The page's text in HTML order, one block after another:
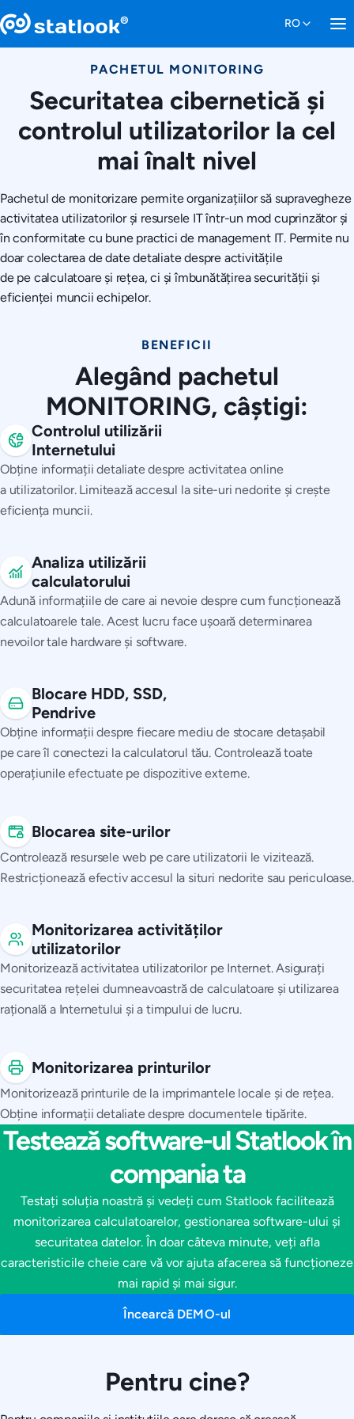
PACHETUL MONITORING
Securitatea cibernetică și
controlul utilizatorilor la cel
mai înalt nivel
Pachetul de monitorizare permite organizațiilor să supravegheze
activitatea utilizatorilor și resursele IT într-un mod cuprinzător și
în conformitate cu bune practici de management IT. Permite nu
doar colectarea de date detaliate despre activitățile
de pe calculatoare și rețea, ci și îmbunătățirea securității și
eficienței muncii echipelor.
BENEFICII
Alegând pachetul
MONITORING, câștigi:
Controlul utilizării
Internetului
Obține informații detaliate despre activitatea online
a utilizatorilor. Limitează accesul la site-uri nedorite și crește
eficiența muncii.
Analiza utilizării
calculatorului
Adună informațiile de care ai nevoie despre cum funcționează
calculatoarele tale. Acest lucru face ușoară determinarea
nevoilor tale hardware și software.
Blocare HDD, SSD,
Pendrive
Obține informații despre fiecare mediu de stocare detașabil
pe care îl conectezi la calculatorul tău. Controlează toate
operațiunile efectuate pe dispozitive externe.
Blocarea site-urilor
Controlează resursele web pe care utilizatorii le vizitează.
Restricționează efectiv accesul la situri nedorite sau periculoase.
Monitorizarea activităților
utilizatorilor
Monitorizează activitatea utilizatorilor pe Internet. Asigurați
securitatea rețelei dumneavoastră de calculatoare și utilizarea
rațională a Internetului și a timpului de lucru.
Monitorizarea printurilor
Monitorizează printurile de la imprimantele locale și de rețea.
Obține informații detaliate despre documentele tipărite.
Testează software-ul Statlook în
compania ta
Testați soluția noastră și vedeți cum Statlook facilitează
monitorizarea calculatoarelor, gestionarea software-ului și
securitatea datelor. În doar câteva minute, veți afla
caracteristicile cheie care vă vor ajuta afacerea să funcționeze
mai rapid și mai sigur.
Încearcă DEMO-ul
Pentru cine?